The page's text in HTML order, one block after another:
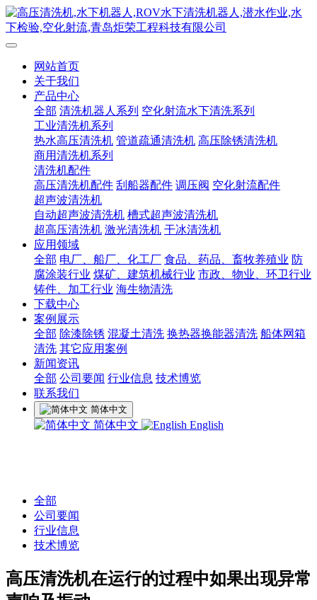
网站首页
关于我们
产品中心
全部 清洗机器人系列 空化射流水下清洗系列
工业清洗机系列
热水高压清洗机 管道疏通清洗机 高压除锈清洗机
商用清洗机系列
清洗机配件
高压清洗机配件 刮船器配件 调压阀 空化射流配件
超声波清洗机
自动超声波清洗机 槽式超声波清洗机
超高压清洗机 激光清洗机 干冰清洗机
应用领域
全部 电厂、船厂、化工厂 食品、药品、畜牧养殖业 防
腐涂装行业 煤矿、建筑机械行业 市政、物业、环卫行业
铸件、加工行业 海生物清洗
下载中心
案例展示
全部 除漆除锈 混凝土清洗 换热器换能器清洗 船体网箱
清洗 其它应用案例
新闻资讯
全部 公司要闻 行业信息 技术博览
联系我们
简体中文
简体中文 English
全部
公司要闻
行业信息
技术博览
高压清洗机在运行的过程中如果出现异常